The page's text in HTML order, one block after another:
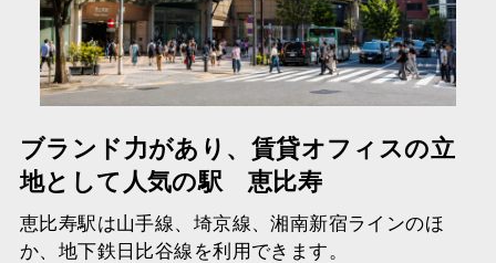
ブランド力があり、賃貸オフィスの立
地として人気の駅 恵比寿
恵比寿駅は山手線、埼京線、湘南新宿ラインのほ
か、地下鉄日比谷線を利用できます。